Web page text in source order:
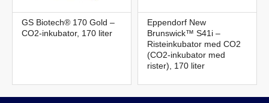
GS Biotech® 170 Gold –
CO2-inkubator, 170 liter
Eppendorf New
Brunswick™ S41i –
Risteinkubator med CO2
(CO2-inkubator med
rister), 170 liter